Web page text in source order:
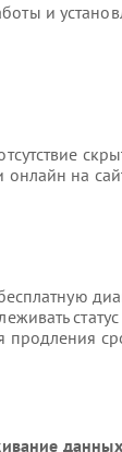
и
онлайн на
продления
данных